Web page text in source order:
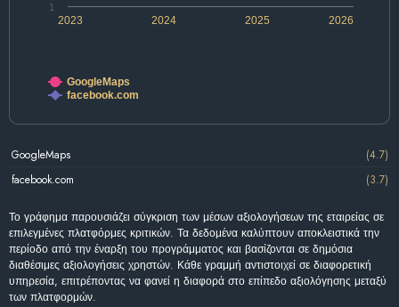
2024 2026
2023 2025
1
GoogleMaps
facebook.com
GoogleMaps
(4.7)
facebook.com
(3.7)
Το γράφημα παρουσιάζει σύγκριση των μέσων αξιολογήσεων της εταιρείας σε
επιλεγμένες πλατφόρμες κριτικών. Τα δεδομένα καλύπτουν αποκλειστικά την
περίοδο από την έναρξη του προγράμματος και βασίζονται σε δημόσια
διαθέσιμες αξιολογήσεις χρηστών. Κάθε γραμμή αντιστοιχεί σε διαφορετική
υπηρεσία, επιτρέποντας να φανεί η διαφορά στο επίπεδο αξιολόγησης μεταξύ
των πλατφορμών.